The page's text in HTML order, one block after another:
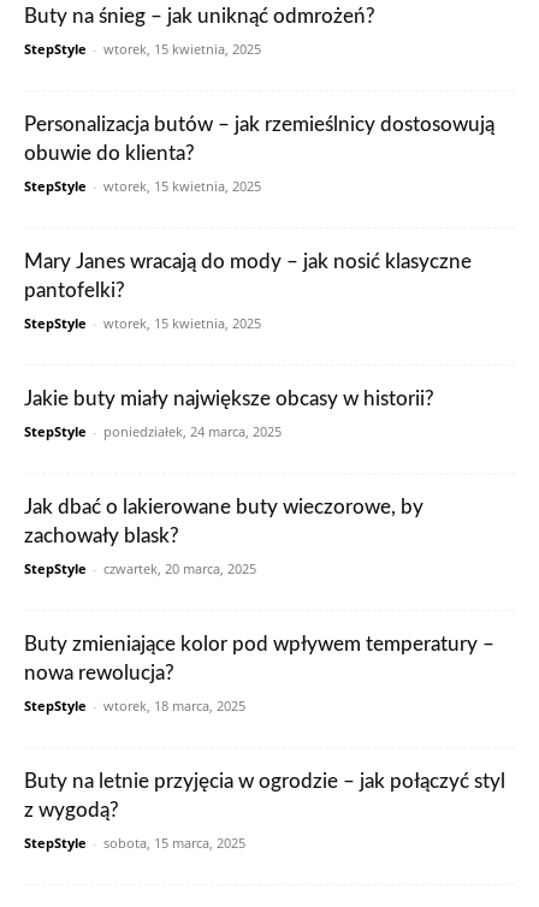
Buty na śnieg – jak uniknąć odmrożeń?
StepStyle - wtorek, 15 kwietnia, 2025
Personalizacja butów – jak rzemieślnicy dostosowują
obuwie do klienta?
StepStyle - wtorek, 15 kwietnia, 2025
Mary Janes wracają do mody – jak nosić klasyczne
pantofelki?
StepStyle - wtorek, 15 kwietnia, 2025
Jakie buty miały największe obcasy w historii?
StepStyle - poniedziałek, 24 marca, 2025
Jak dbać o lakierowane buty wieczorowe, by
zachowały blask?
StepStyle - czwartek, 20 marca, 2025
Buty zmieniające kolor pod wpływem temperatury –
nowa rewolucja?
StepStyle - wtorek, 18 marca, 2025
Buty na letnie przyjęcia w ogrodzie – jak połączyć styl
z wygodą?
StepStyle - sobota, 15 marca, 2025